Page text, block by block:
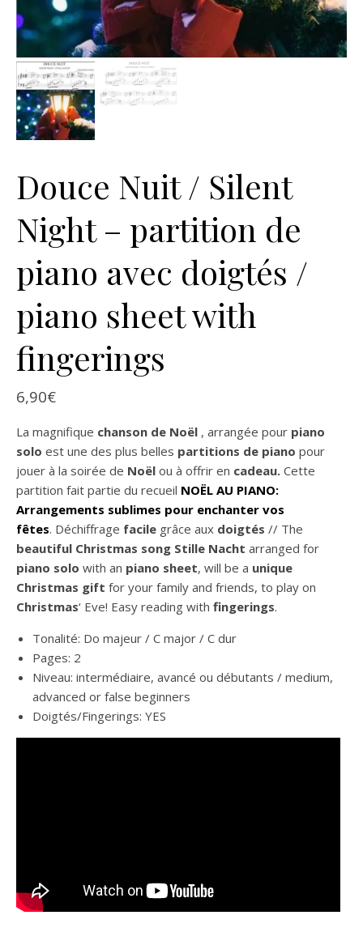
Douce Nuit / Silent
Night – partition de
piano avec doigtés /
piano sheet with
fingerings
6,90€
La magnifique chanson de Noël , arrangée pour piano
solo est une des plus belles partitions de piano pour
jouer à la soirée de Noël ou à offrir en cadeau. Cette
partition fait partie du recueil NOËL AU PIANO:
Arrangements sublimes pour enchanter vos
fêtes. Déchiffrage facile grâce aux doigtés // The
beautiful Christmas song Stille Nacht arranged for
piano solo with an piano sheet, will be a unique
Christmas gift for your family and friends, to play on
Christmas‘ Eve! Easy reading with fingerings.
Tonalité: Do majeur / C major / C dur
Pages: 2
Niveau: intermédiaire, avancé ou débutants / medium,
advanced or false beginners
Doigtés/Fingerings: YES